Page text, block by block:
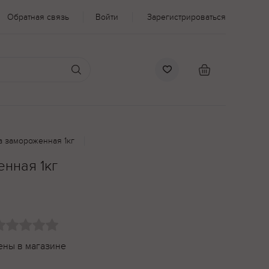
Обратная связь Войти Зарегистрироваться
замороженная 1кг
1кг
в магазине